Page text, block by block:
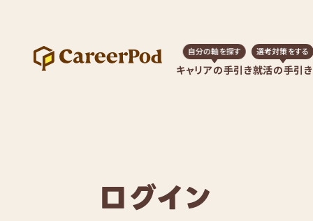
キャリアの手引き
自分の軸を探す
就活の手引き
選考対策をする
ログイン